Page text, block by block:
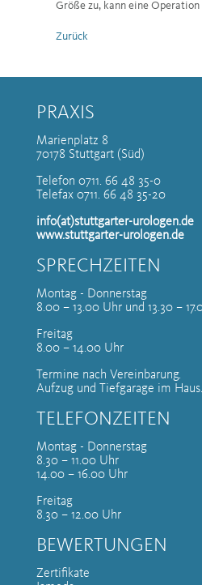
Größe zu, kann eine
Zurück
PRAXIS
Marienplatz 8
70178 Stuttgart (Süd)
Telefon 0711. 66 48 35-0
Telefax 0711. 66 48 35-20
info(at)stuttgarter-urologen.de
www.stuttgarter-urologen.de
SPRECHZEITEN
Montag - Donnerstag
8.00 – 13.00 Uhr und 13.30 –
Freitag
8.00 – 14.00 Uhr
Termine nach Vereinbarung.
Aufzug und Tiefgarage im Haus.
TELEFONZEITEN
Montag - Donnerstag
8.30 – 11.00 Uhr
14.00 – 16.00 Uhr
Freitag
8.30 – 12.00 Uhr
BEWERTUNGEN
Zertifikate